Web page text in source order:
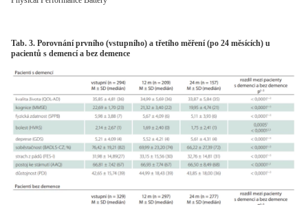
Tab. 3. Porovnání prvního (vstupního) a třetího měření (po 24 měsících) u
pacientů s demencí a bez demence